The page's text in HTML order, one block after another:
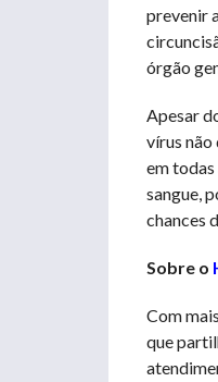
prevenir
órgão
Apesar
vírus não
em todas
sangue,
chances
Sobre o
Com
que